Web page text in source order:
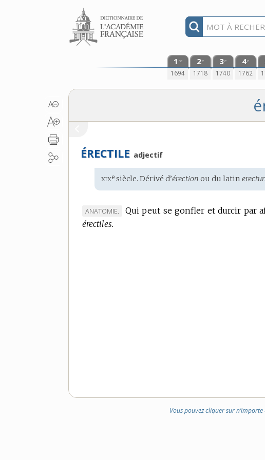
Aller au contenu
1 re
1694
2e
1718
3e
1740
4e
1762
ÉRECTILE adjectif
Étymologie
:
xixe siècle. Dérivé d’érection ou dulatin
MARQUE
DE
ANATOMIE. Qui peut se gonfler et durcir par
érectiles.
Vous pouvez cliquer sur